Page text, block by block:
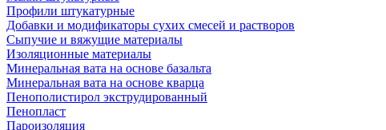
Профили штукатурные
Добавки и модификаторы сухих смесей и растворов
Сыпучие и вяжущие материалы
Изоляционные материалы
Минеральная вата на основе базальта
Минеральная вата на основе кварца
Пенополистирол экструдированный
Пенопласт
Пароизоляция